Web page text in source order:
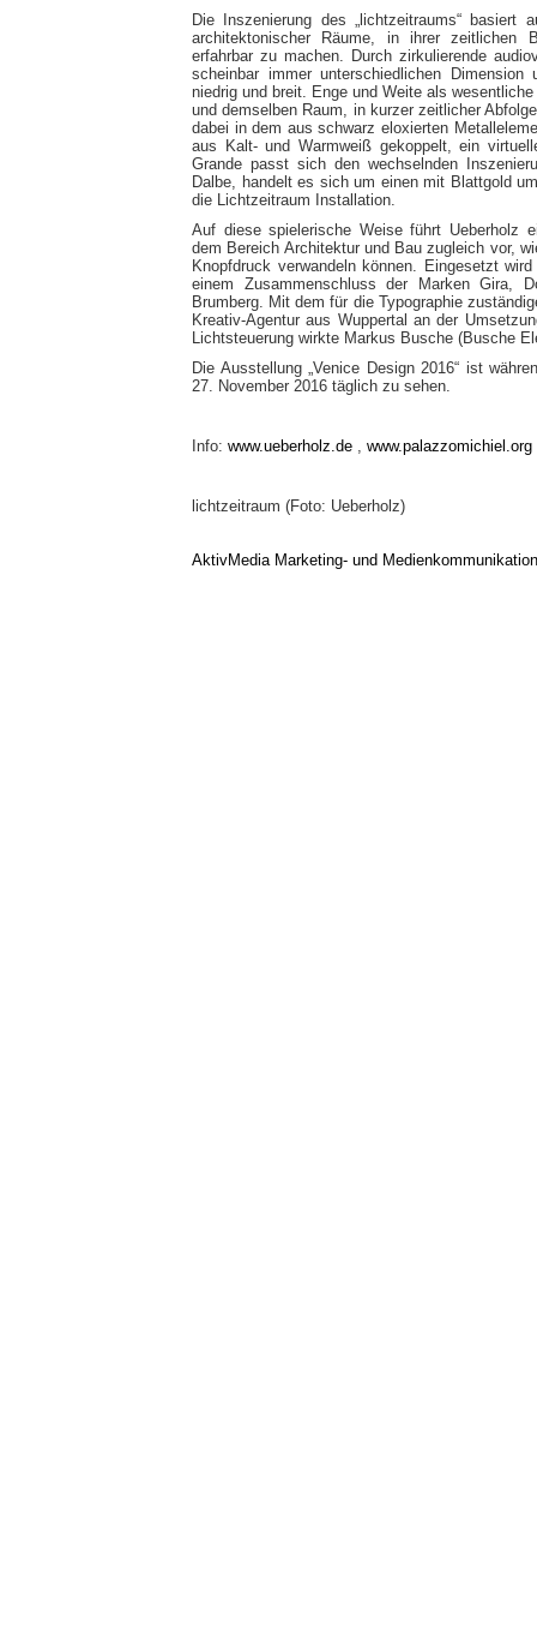
Die Inszenierung des „lichtzeitraums“
architektonischer Räume, in ihrer zeitlichen
erfahrbar zu machen. Durch zirkulierende
scheinbar immer unterschiedlichen
niedrig und breit. Enge und Weite als
und demselben Raum, in kurzer zeitlicher
dabei in dem aus schwarz eloxierten
aus Kalt- und Warmweiß gekoppelt, ein
Grande passt sich den wechselnden
Dalbe, handelt es sich um einen mit Blattgold
die Lichtzeitraum Installation.
Auf diese spielerische Weise führt Ueberholz
dem Bereich Architektur und Bau zugleich vor,
Knopfdruck verwandeln können. Eingesetzt
einem Zusammenschluss der Marken Gira,
Brumberg. Mit dem für die Typographie
Kreativ-Agentur aus Wuppertal an der
Lichtsteuerung wirkte Markus Busche (Busche
Die Ausstellung „Venice Design 2016“ ist
27. November 2016 täglich zu sehen.
Info: www.ueberholz.de , www.palazzomichiel.org
lichtzeitraum (Foto: Ueberholz)
AktivMedia Marketing- und